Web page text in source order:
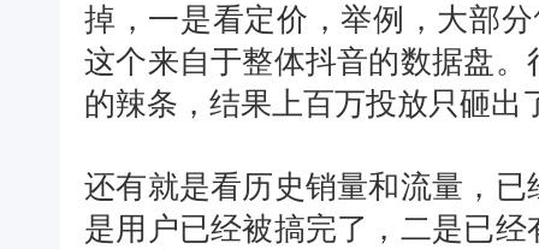
掉，一是看定价，举例，大部
这个来自于整体抖音的数据盘
的辣条，结果上百万投放只砸出
还有就是看历史销量和流量，
是用户已经被搞完了，二是已